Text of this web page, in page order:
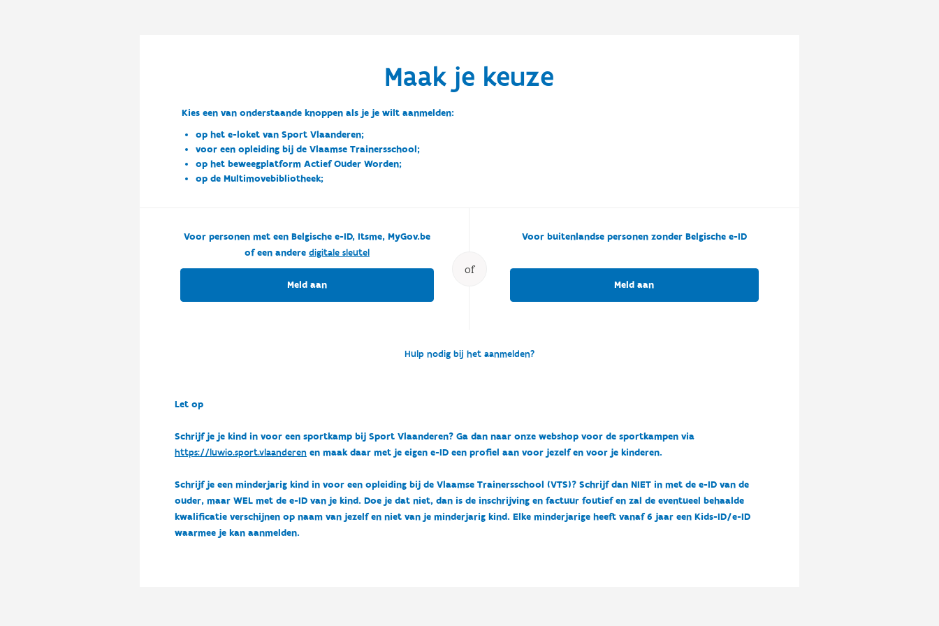
Maak je keuze
Kies een van onderstaande knoppen als je je wilt aanmelden:
op het e-loket van Sport Vlaanderen;
voor een opleiding bij de Vlaamse Trainersschool;
op het beweegplatform Actief Ouder Worden;
op de Multimovebibliotheek;
of
Voor personen met een Belgische e-ID, Itsme, MyGov.be
of een andere digitale sleutel
Meld aan
Voor buitenlandse personen zonder Belgische e-ID
Meld aan
Hulp nodig bij het aanmelden?
Let op
Schrijf je je kind in voor een sportkamp bij Sport Vlaanderen? Ga dan naar onze webshop voor de sportkampen via
https://luwio.sport.vlaanderenen maak daar met je eigen e-ID een profiel aan voor jezelf en voor je kinderen.
Schrijf je een minderjarig kind in voor een opleiding bij de Vlaamse Trainersschool (VTS)? Schrijf dan NIET in met de e-ID van de
ouder, maar WEL met de e-ID van je kind. Doe je dat niet, dan is de inschrijving en factuur foutief en zal de eventueel behaalde
kwalificatie verschijnen op naam van jezelf en niet van je minderjarig kind. Elke minderjarige heeft vanaf 6 jaar een Kids-ID/e-ID
waarmee je kan aanmelden.